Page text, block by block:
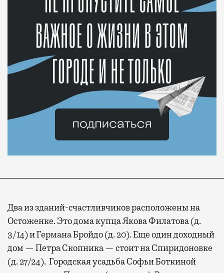
Два из зданий-счастливчиков расположены на
Остоженке. Это дома купца Якова Филатова (д.
3/14) и Германа Бройдо (д. 20). Еще один доходный
дом — Петра Скопника — стоит на Спиридоновке
(д. 27/24). Городская усадьба Софьи Боткиной